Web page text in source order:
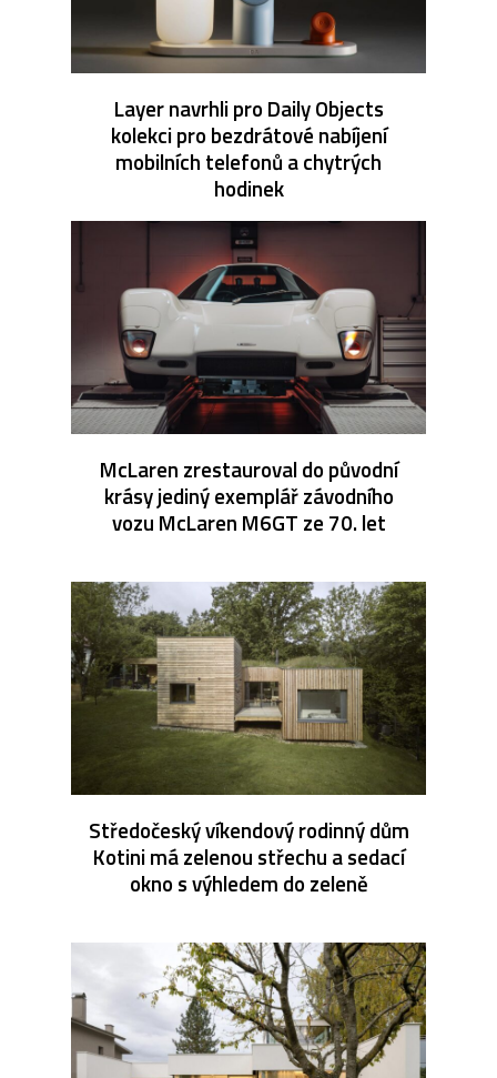
Layer navrhli pro Daily Objects
kolekci pro bezdrátové nabíjení
mobilních telefonů a chytrých
hodinek
McLaren zrestauroval do původní
krásy jediný exemplář závodního
vozu McLaren M6GT ze 70. let
Středočeský víkendový rodinný dům
Kotini má zelenou střechu a sedací
okno s výhledem do zeleně